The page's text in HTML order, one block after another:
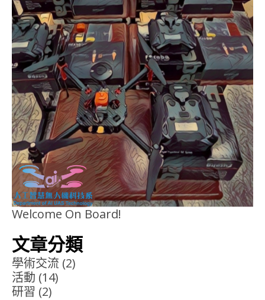
Welcome On Board!
文章分類
學術交流 (2)
活動 (14)
研習 (2)